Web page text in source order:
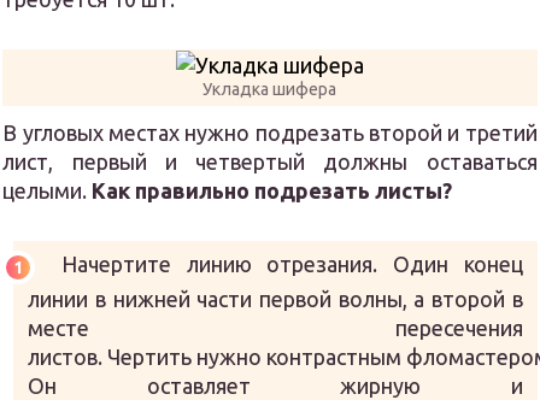
Укладка шифера
В угловых местах нужно подрезать второй и третий
лист, первый и четвертый должны оставаться
целыми. Как правильно подрезать листы?
Начертите линию отрезания. Один конец
линии в нижней части первой волны, а второй в
месте пересечения
листов. Чертить нужно контрастным
Он оставляет жирную и